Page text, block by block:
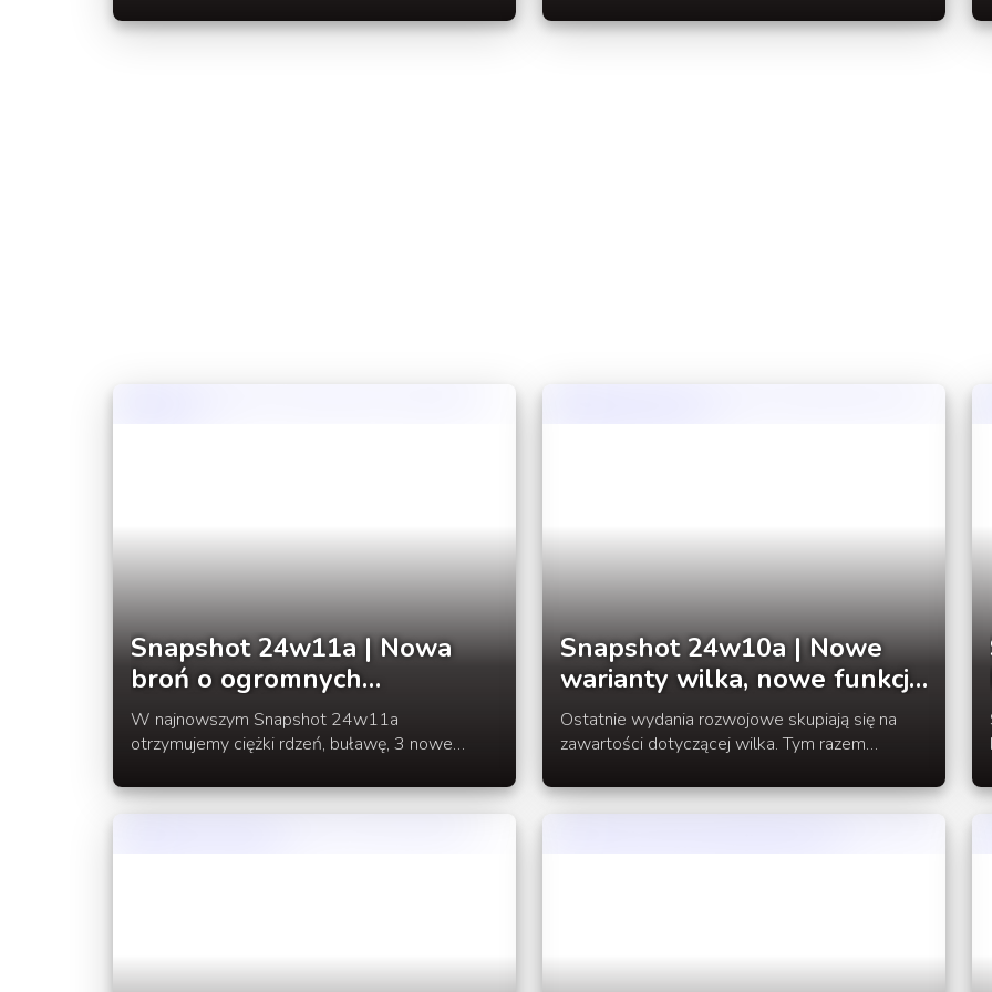
drop" dla edycji Java.
wydania w "zimowym dropie" zapowiedzianym
Snapshot 24w11a | Nowa
broń o ogromnych
obrażeniach
W najnowszym Snapshot 24w11a
otrzymujemy ciężki rdzeń, buławę, 3 nowe
wzory banerów oraz poprawki błędów.
Snapshot 24w10a | Nowe
warianty wilka, nowe funkcje
paczek danych
Ostatnie wydania rozwojowe skupiają się na
zawartości dotyczącej wilka. Tym razem
nowych wariantów wilka.